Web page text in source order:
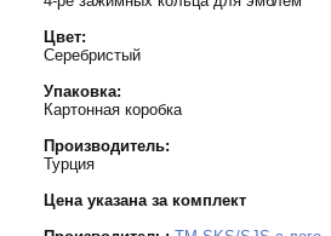
Цвет:
Серебристый
Упаковка:
Картонная коробка
Производитель:
Турция
Цена указана за комплект